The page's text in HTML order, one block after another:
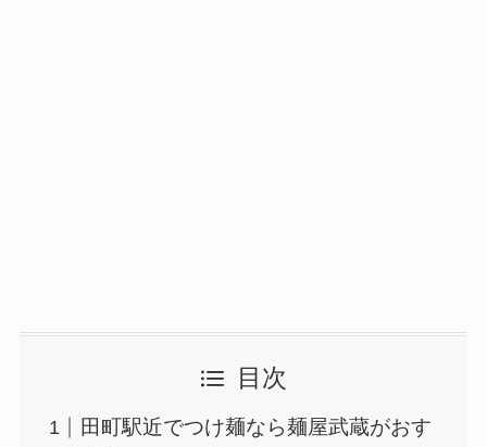
目次
田町駅近でつけ麺なら麺屋武蔵がおす